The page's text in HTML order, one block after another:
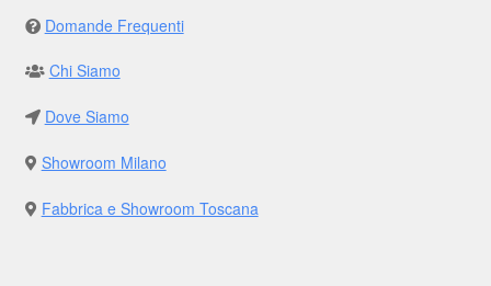
Domande Frequenti
Chi Siamo
Dove Siamo
Showroom Milano
Fabbrica e Showroom Toscana